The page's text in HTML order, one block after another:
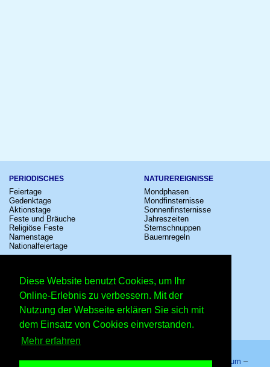
Diese Website benutzt Cookies, um Ihr
Online-Erlebnis zu verbessern. Mit der
Nutzung der Webseite erklären Sie sich mit
dem Einsatz von Cookies einverstanden.
Mehr erfahren
PERIODISCHES
Feiertage
Gedenktage
Aktionstage
Feste und Bräuche
Religiöse Feste
Namenstage
Nationalfeiertage
NATUREREIGNISSE
Mondphasen
Mondfinsternisse
Sonnenfinsternisse
Jahreszeiten
Sternschnuppen
Bauernregeln
Kinostarts
Festivals
Fußball
Comedy
Shows
Sternzeichen
Schalttage
Messen
Erinnerungen
Volksfeste
Startseite–Kalender–Lexikon–App–Sitemap–Impressum –